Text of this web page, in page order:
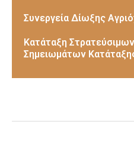
Συνεργεία Δίωξης
Κατάταξη
Σημειωμάτων